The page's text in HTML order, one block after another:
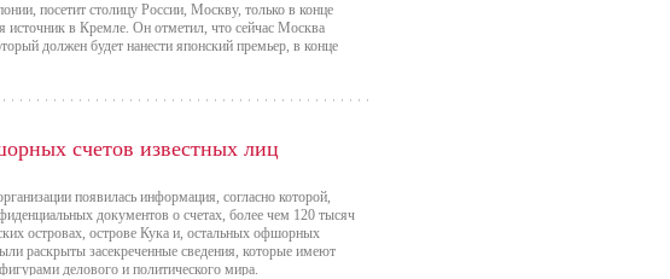
посетит столицу России, Москву, только в конце
источник в Кремле. Он отметил, что сейчас Москва
должен будет нанести японский премьер, в конце
счетов известных лиц
появилась информация, согласно которой,
документов о счетах, более чем 120 тысяч
островах, острове Кука и, остальных офшорных
раскрыты засекреченные сведения, которые имеют
делового и политического мира.